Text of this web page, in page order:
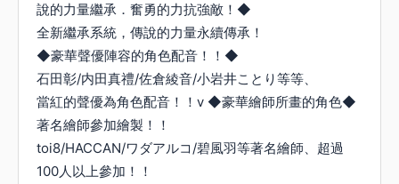
說的力量繼承．奮勇的力抗強敵！◆
全新繼承系統，傳說的力量永續傳承！
◆豪華聲優陣容的角色配音！！◆
石田彰/内田真禮/佐倉綾音/小岩井ことり等等、
當紅的聲優為角色配音！！v ◆豪華繪師所畫的角色◆
著名繪師參加繪製！！
toi8/HACCAN/ワダアルコ/碧風羽等著名繪師、超過
100人以上參加！！